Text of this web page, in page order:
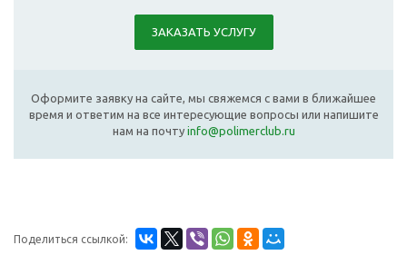
ЗАКАЗАТЬ УСЛУГУ
Оформите заявку на сайте, мы свяжемся с вами в ближайшее
время и ответим на все интересующие вопросы или напишите
нам на почту info@polimerclub.ru
Поделиться ссылкой: